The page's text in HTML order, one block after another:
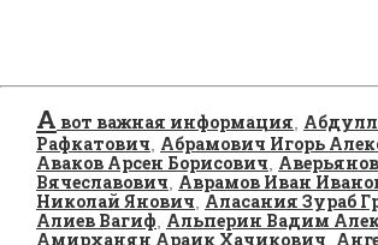
А вот важная информация,
Рафкатович, Абрамович Игорь
Аваков Арсен Борисович,
Вячеславович, Аврамов Иван
Николай Янович, Аласания Зураб
Алиев Вагиф, Альперин Вадим
Амирханян Араик Хачикович,